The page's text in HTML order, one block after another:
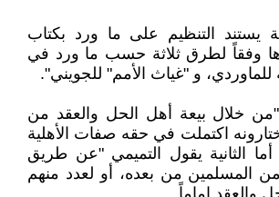
يستند التنظيم على ما ورد بكتاب
وفقاً لطرق ثلاثة حسب ما ورد في
للماوردي، و "غياث الأمم" للجويني".
"من خلال بيعة أهل الحل والعقد من
اكتملت في حقه صفات الأهلية
أما الثانية يقول التميمي "عن طريق
المسلمين من بعده، أو لعدد منهم